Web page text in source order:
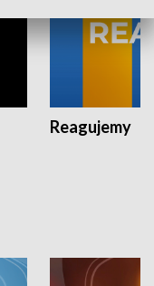
Reagujemy